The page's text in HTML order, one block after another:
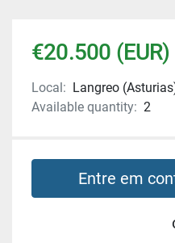
€20.500 (EUR)
Local: Langreo
Available quantity: 2
Entre em